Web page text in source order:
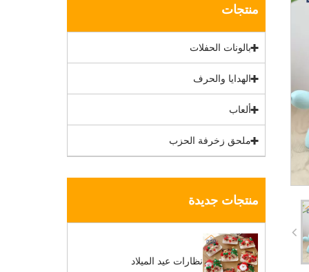
منتجات
بالونات الحفلات
الهدايا والحرف
ألعاب
ملحق زخرفة الحزب
منتجات جديدة
نظارات عيد الميلاد